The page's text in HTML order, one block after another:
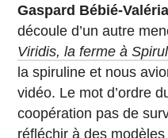
Gaspard Bébié-
découle d’un autre
Viridis, la ferme à
la spiruline et nous
vidéo. Le mot d’ordre
coopération pas de
réfléchir à des